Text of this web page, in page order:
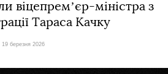
віцепремʼєр-міністра з
Тараса Качку
19 березня 2026